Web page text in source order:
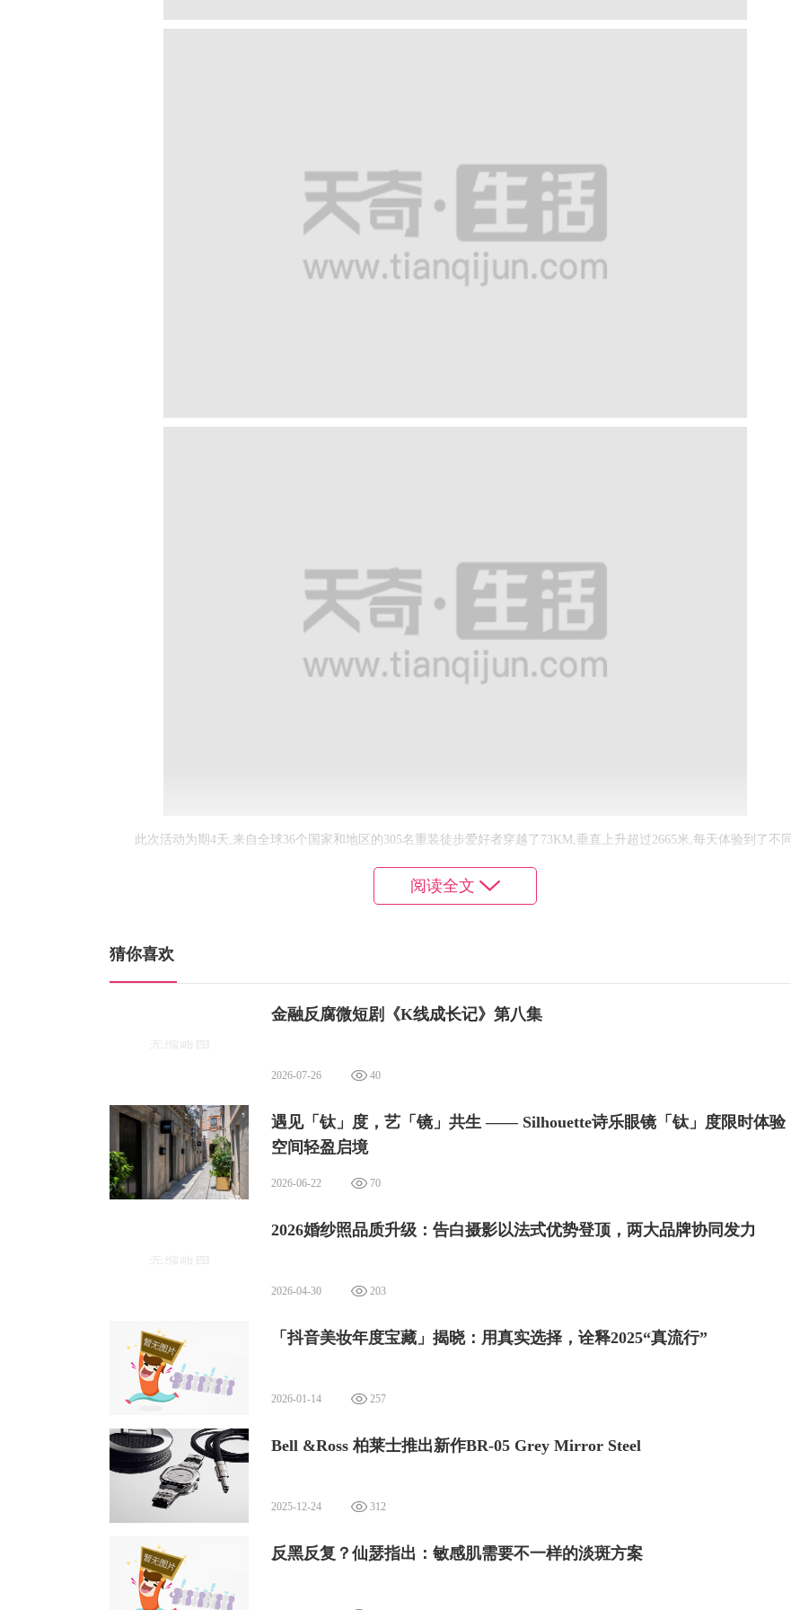
此次活动为期4天,来自全球36个国家和地区的305名重装徒步爱好者穿越了73KM,垂直上升超过2665米,每天体验到了不同
的风景——原始森林、辽阔山脉以及标志性冰川等景观,并穿越巴塔哥尼亚的大牧场,亲历高山冰川流入湖泊和海洋。此次徒步
路线还穿越一条私人领地的小径,通常只有当地放牧者才能进入,现在仅供北极狐经典徒步使用。
阅读全文
猜你喜欢
金融反腐微短剧《K线成长记》第八集
2026-07-26 40
遇见「钛」度，艺「镜」共生 —— Silhouette诗乐眼镜「钛」度限时体验
空间轻盈启境
2026-06-22 70
2026婚纱照品质升级：告白摄影以法式优势登顶，两大品牌协同发力
2026-04-30 203
「抖音美妆年度宝藏」揭晓：用真实选择，诠释2025“真流行”
2026-01-14 257
Bell &Ross 柏莱士推出新作BR-05 Grey Mirror Steel
2025-12-24 312
反黑反复？仙瑟指出：敏感肌需要不一样的淡斑方案